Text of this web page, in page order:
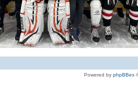
Powered by phpBBex